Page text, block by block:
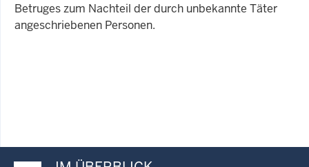
Betruges zum Nachteil der durch unbekannte Täter
angeschriebenen Personen.